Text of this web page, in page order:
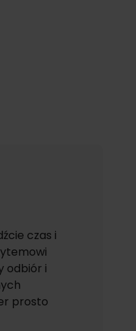
czas i
odbiór i
prosto